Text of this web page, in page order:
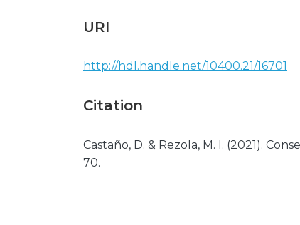
URI
http://hdl.handle.net/10400.21/16701
Citation
Castaño, D. & Rezola, M. I. (2021).
70.